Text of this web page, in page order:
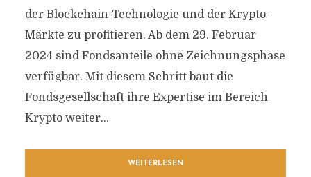
der Blockchain-Technologie und der Krypto-
Märkte zu profitieren. Ab dem 29. Februar
2024 sind Fondsanteile ohne Zeichnungsphase
verfügbar. Mit diesem Schritt baut die
Fondsgesellschaft ihre Expertise im Bereich
Krypto weiter...
WEITERLESEN